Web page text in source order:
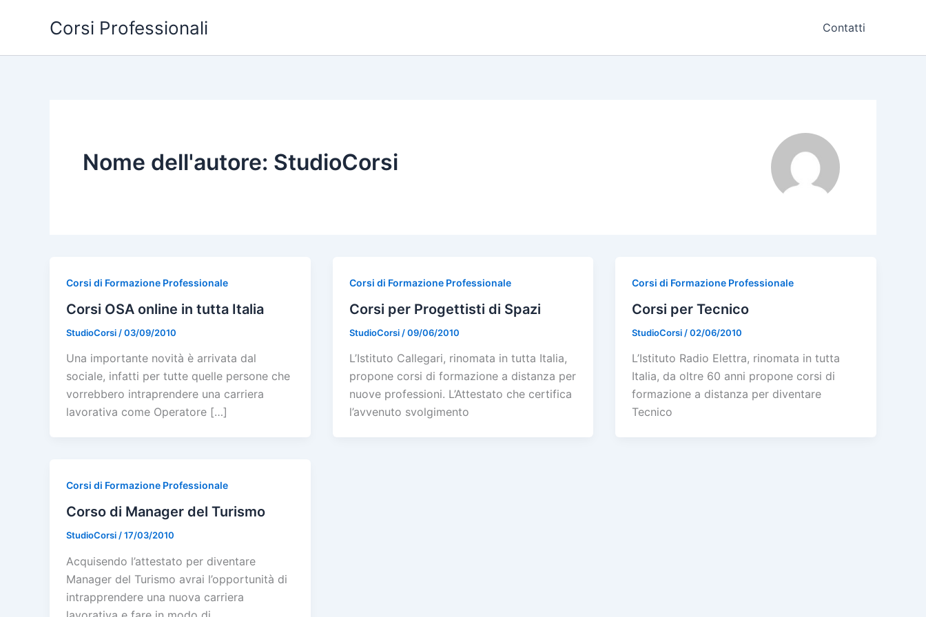
Corsi Professionali Contatti
Nome dell'autore: StudioCorsi
Corsi di Formazione Professionale
Corsi OSA online in tutta Italia
StudioCorsi /03/09/2010
Una importante novità è arrivata dal
sociale, infatti per tutte quelle persone che
vorrebbero intraprendere una carriera
lavorativa come Operatore […]
Corsi di Formazione Professionale
Corsi per Progettisti di Spazi
StudioCorsi /09/06/2010
L’Istituto Callegari, rinomata in tutta Italia,
propone corsi di formazione a distanza per
nuove professioni. L’Attestato che certifica
l’avvenuto svolgimento
Corsi di Formazione Professionale
Corsi per Tecnico
StudioCorsi /02/06/2010
L’Istituto Radio Elettra, rinomata in tutta
Italia, da oltre 60 anni propone corsi di
formazione a distanza per diventare
Tecnico
Corsi di Formazione Professionale
Corso di Manager del Turismo
StudioCorsi /17/03/2010
Acquisendo l’attestato per diventare
Manager del Turismo avrai l’opportunità di
intrapprendere una nuova carriera